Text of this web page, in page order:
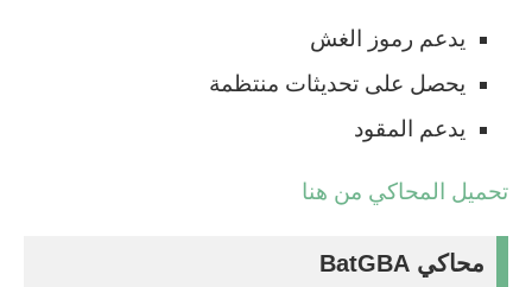
يدعم رموز الغش
يحصل على تحديثات منتظمة
يدعم المقود
تحميل المحاكي من هنا
محاكي BatGBA